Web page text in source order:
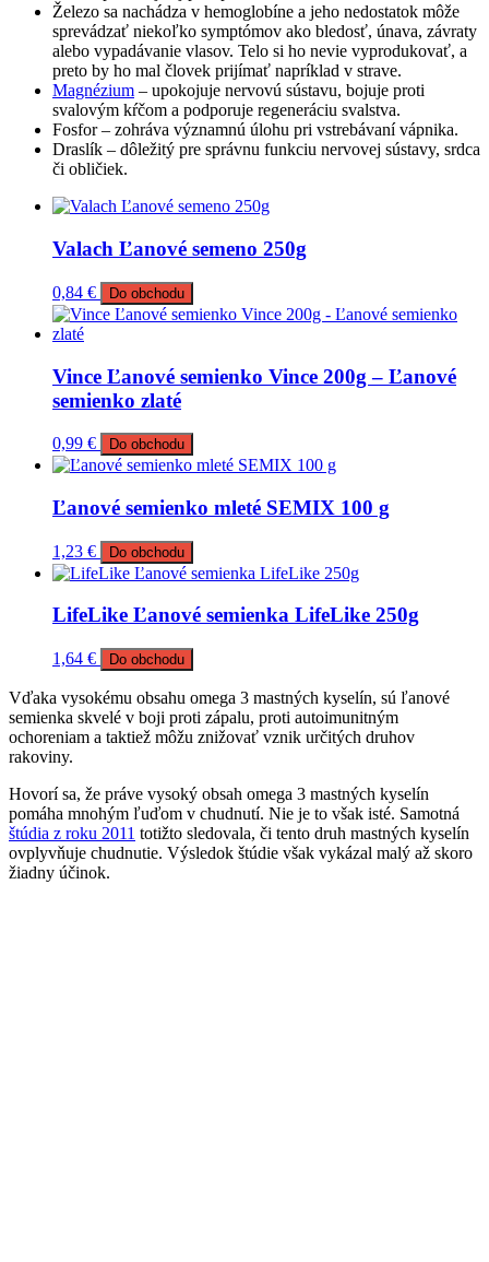
Železo sa nachádza v hemoglobíne a jeho nedostatok môže
sprevádzať niekoľko symptómov ako bledosť, únava, závraty
alebo vypadávanie vlasov. Telo si ho nevie vyprodukovať, a
preto by ho mal človek prijímať napríklad v strave.
Magnézium – upokojuje nervovú sústavu, bojuje proti
svalovým kŕčom a podporuje regeneráciu svalstva.
Fosfor – zohráva významnú úlohu pri vstrebávaní vápnika.
Draslík – dôležitý pre správnu funkciu nervovej sústavy, srdca
či obličiek.
Valach Ľanové semeno 250g
0,84 € Do obchodu
Vince Ľanové semienko Vince 200g – Ľanové
semienko zlaté
0,99 € Do obchodu
Ľanové semienko mleté SEMIX 100 g
1,23 € Do obchodu
LifeLike Ľanové semienka LifeLike 250g
1,64 € Do obchodu
Vďaka vysokému obsahu omega 3 mastných kyselín, sú ľanové
semienka skvelé v boji proti zápalu, proti autoimunitným
ochoreniam a taktiež môžu znižovať vznik určitých druhov
rakoviny.
Hovorí sa, že práve vysoký obsah omega 3 mastných kyselín
pomáha mnohým ľuďom v chudnutí. Nie je to však isté. Samotná
štúdia z roku 2011 totižto sledovala, či tento druh mastných kyselín
ovplyvňuje chudnutie. Výsledok štúdie však vykázal malý až skoro
žiadny účinok.